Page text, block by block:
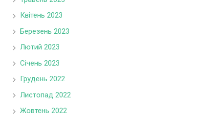
Квітень 2023
Березень 2023
Лютий 2023
Січень 2023
Грудень 2022
Листопад 2022
Жовтень 2022